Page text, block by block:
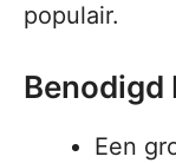
populair.
Benodigd
Een